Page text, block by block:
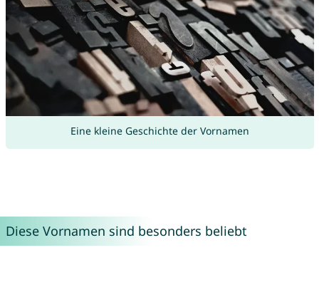
Eine kleine Geschichte der Vornamen
Diese Vornamen sind besonders beliebt